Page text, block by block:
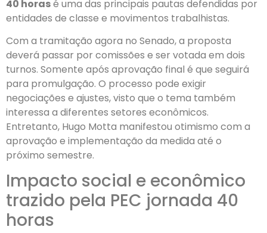
40 horasé uma das principais pautas defendidas por
entidades de classe e movimentos trabalhistas.
Com a tramitação agora no Senado, a proposta
deverá passar por comissões e ser votada em dois
turnos. Somente após aprovação final é que seguirá
para promulgação. O processo pode exigir
negociações e ajustes, visto que o tema também
interessa a diferentes setores econômicos.
Entretanto, Hugo Motta manifestou otimismo com a
aprovação e implementação da medida até o
próximo semestre.
Impacto social e econômico
trazido pela PEC jornada 40
horas